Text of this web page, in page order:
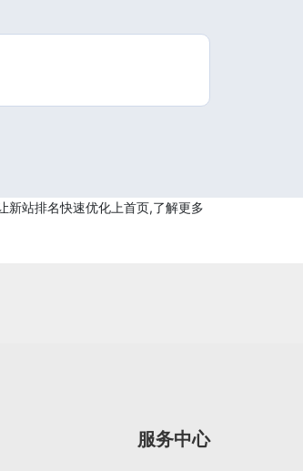
站排名快速优化上首页,了解更多
服务中心